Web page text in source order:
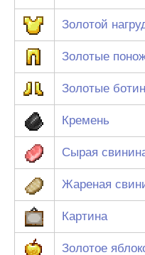
Золотой
Золотые
Золотые
Кремень
Сырая
Жареная
Картина
Золотое